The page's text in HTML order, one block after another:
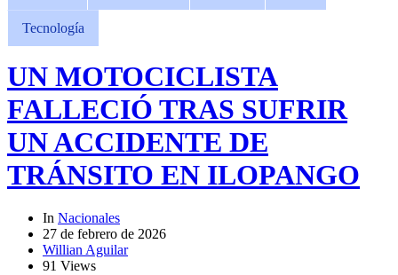
Tecnología
UN MOTOCICLISTA
FALLECIÓ TRAS SUFRIR
UN ACCIDENTE DE
TRÁNSITO EN ILOPANGO
In Nacionales
27 de febrero de 2026
Willian Aguilar
91 Views